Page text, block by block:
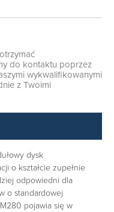
do kontaktu poprzez
wykwalifikowanymi
z Twoimi
dysk
o kształcie zupełnie
odpowiedni dla
o standardowej
pojawia się w